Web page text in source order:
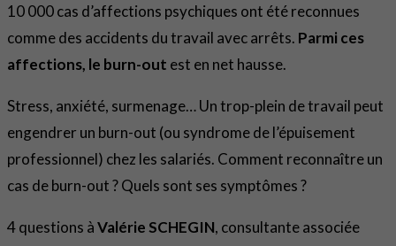
10 000 cas d’affections psychiques ont été reconnues
comme des accidents du travail avec arrêts. Parmi ces
affections, le burn-out est en net hausse.
Stress, anxiété, surmenage… Un trop-plein de travail peut
engendrer un burn-out (ou syndrome de l’épuisement
professionnel) chez les salariés. Comment reconnaître un
cas de burn-out ? Quels sont ses symptômes ?
4 questions àValérie SCHEGIN, consultante associée